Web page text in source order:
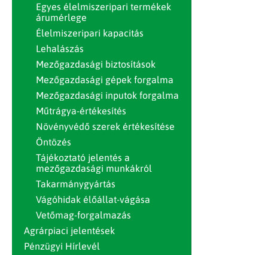
Egyes élelmiszeripari termékek
árumérlege
Élelmiszeripari kapacitás
Lehalászás
Mezőgazdasági biztosítások
Mezőgazdasági gépek forgalma
Mezőgazdasági inputok forgalma
Műtrágya-értékesítés
Növényvédő szerek értékesítése
Öntözés
Tájékoztató jelentés a
mezőgazdasági munkákról
Takarmánygyártás
Vágóhidak élőállat-vágása
Vetőmag-forgalmazás
Agrárpiaci jelentések
Pénzügyi Hírlevél